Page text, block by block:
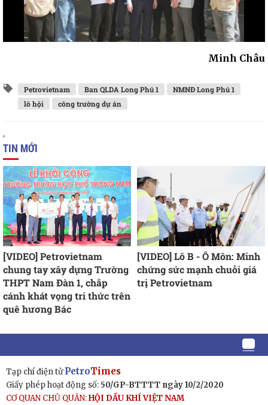
Minh Châu
Petrovietnam Ban QLDA Long Phú 1
NMNĐ Long Phú 1
lô hội
công trường dự án
TIN MỚI
[VIDEO] Petrovietnam
chung tay xây dựng Trường
THPT Nam Đàn 1, chắp
cánh khát vọng tri thức trên
quê hương Bác
[VIDEO] Lô B - Ô Môn: Minh
chứng sức mạnh chuỗi giá
trị Petrovietnam
Tạp chí điện tửPetroTimes
Giấy phép hoạt động số: 50/GP-BTTTT ngày 10/2/2020
CƠ QUAN CHỦ QUẢN:HỘI DẦU KHÍ VIỆT NAM